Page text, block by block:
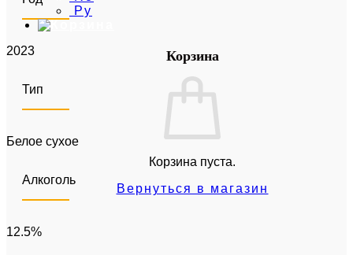
Ру
Корзина
Корзина пуста.
Вернуться в магазин
2023
Тип
Белое сухое
Алкоголь
12.5%